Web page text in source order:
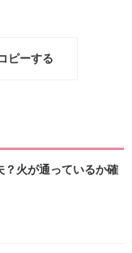
ピーする
？火が通っているか確